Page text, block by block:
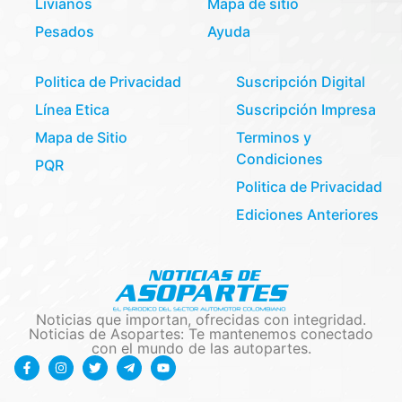
Pesados
Ayuda
Politica de Privacidad
Línea Etica
Mapa de Sitio
PQR
Suscripción Digital
Suscripción Impresa
Terminos y
Condiciones
Politica de Privacidad
Ediciones Anteriores
Noticias que importan, ofrecidas con integridad.
Noticias de Asopartes: Te mantenemos conectado
con el mundo de las autopartes.